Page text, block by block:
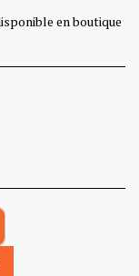
en boutique